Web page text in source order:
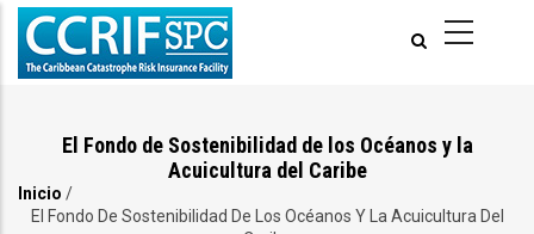
Pasar
contenido
El Fondo de Sostenibilidad de los Océanos y la
Acuicultura del Caribe
Ruta
Inicio /
El Fondo De Sostenibilidad De Los Océanos Y La Acuicultura Del